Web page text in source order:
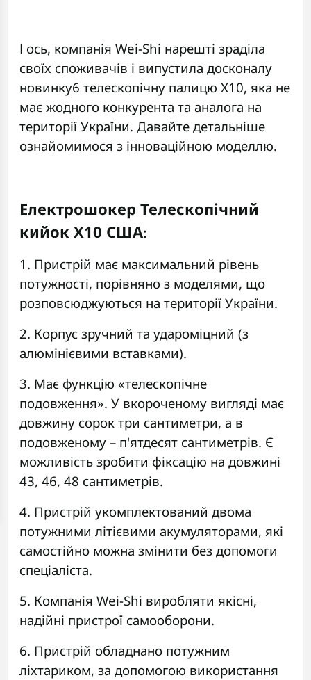
І ось, компанія Wei-Shi нарешті зраділа
своїх споживачів і випустила досконалу
новинку6 телескопічну палицю Х10, яка не
має жодного конкурента та аналога на
території України. Давайте детальніше
ознайомимося з інноваційною моделлю.
Електрошокер Телескопічний
кийок Х10 США:
1. Пристрій має максимальний рівень
потужності, порівняно з моделями, що
розповсюджуються на території України.
2. Корпус зручний та удароміцний (з
алюмінієвими вставками).
3. Має функцію «телескопічне
подовження». У вкороченому вигляді має
довжину сорок три сантиметри, а в
подовженому – п'ятдесят сантиметрів. Є
можливість зробити фіксацію на довжині
43, 46, 48 сантиметрів.
4. Пристрій укомплектований двома
потужними літієвими акумуляторами, які
самостійно можна змінити без допомоги
спеціаліста.
5. Компанія Wei-Shi виробляти якісні,
надійні пристрої самооборони.
6. Пристрій обладнано потужним
ліхтариком, за допомогою використання